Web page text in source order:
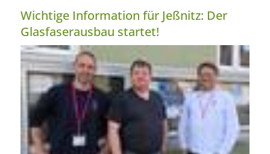
Wichtige Information für Jeßnitz: Der
Glasfaserausbau startet!